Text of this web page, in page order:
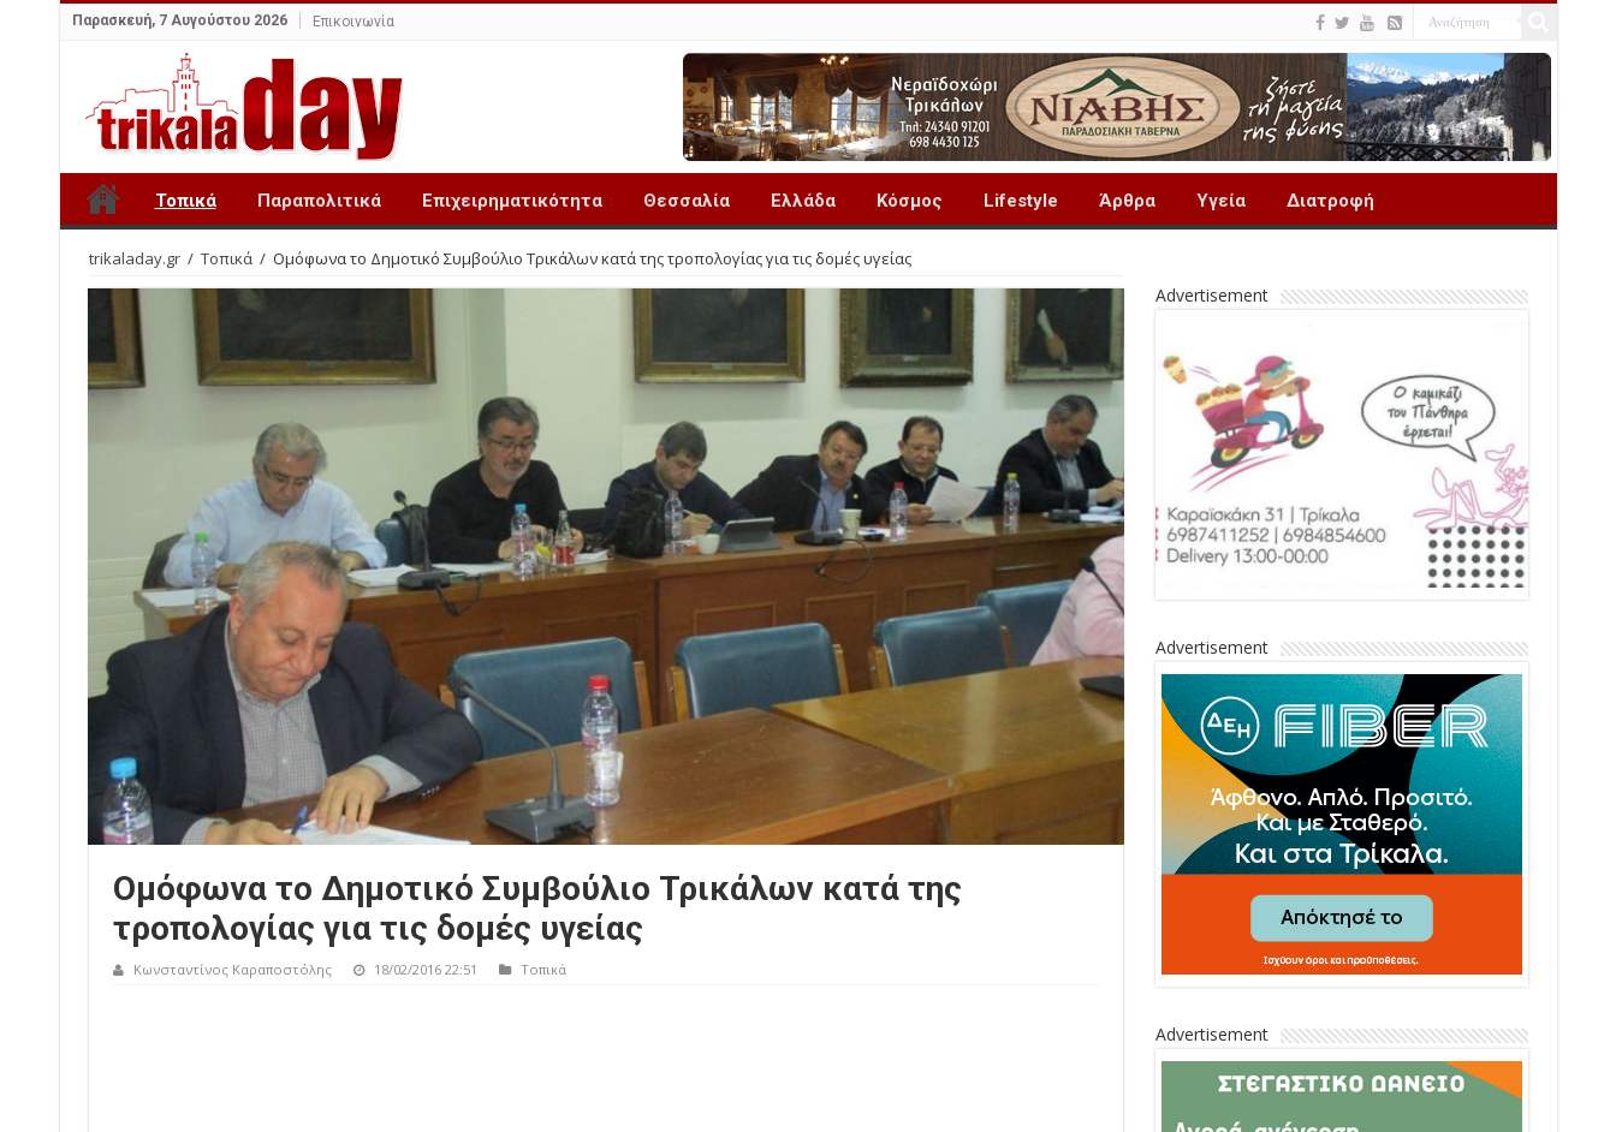
Παρασκευή, 7 Αυγούστου 2026 Επικοινωνία
Τοπικά Παραπολιτικά Επιχειρηματικότητα Θεσσαλία Ελλάδα Κόσμος Lifestyle Άρθρα Υγεία Διατροφή
trikaladay.gr / Τοπικά / Ομόφωνα το Δημοτικό Συμβούλιο Τρικάλων κατά της τροπολογίας για τις δομές υγείας
Ομόφωνα το Δημοτικό Συμβούλιο Τρικάλων κατά της
τροπολογίας για τις δομές υγείας
Κωνσταντίνος Καραποστόλης 18/02/2016 22:51 Τοπικά
Advertisement
Advertisement
Advertisement